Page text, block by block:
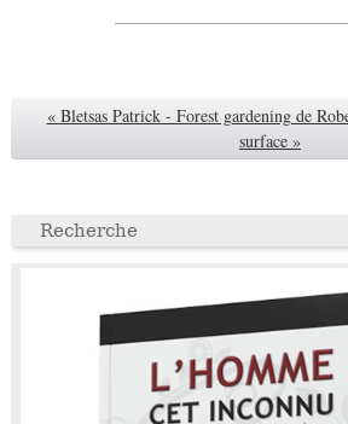
« Bletsas Patrick - Forest gardening de
surface »
Recherche